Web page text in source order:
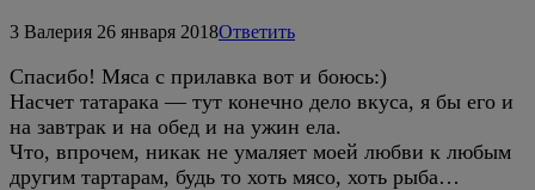
3 Валерия 26 января 2018Ответить
Спасибо! Мяса с прилавка вот и боюсь:)
Насчет татарака — тут конечно дело вкуса, я бы его и
на завтрак и на обед и на ужин ела.
Что, впрочем, никак не умаляет моей любви к любым
другим тартарам, будь то хоть мясо, хоть рыба…